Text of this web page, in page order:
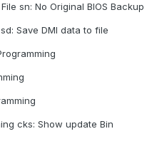
sn: No Original BIOS Backup
Save DMI data to file
cks: Show update Bin